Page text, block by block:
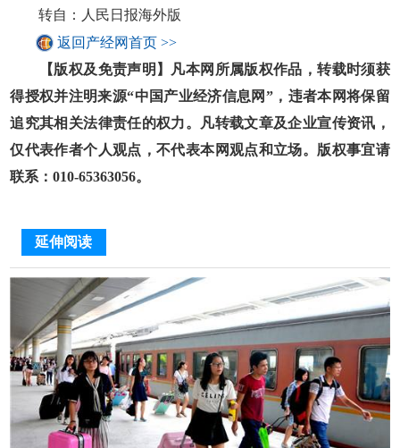
转自：人民日报海外版
返回产经网首页 >>
【版权及免责声明】凡本网所属版权作品，转载时须获
得授权并注明来源“中国产业经济信息网”，违者本网将保留
追究其相关法律责任的权力。凡转载文章及企业宣传资讯，
仅代表作者个人观点，不代表本网观点和立场。版权事宜请
联系：010-65363056。
延伸阅读